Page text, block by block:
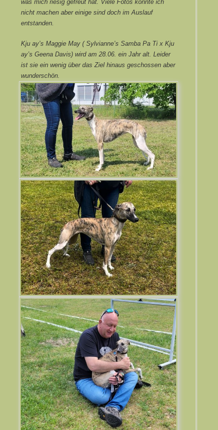
was mich riesig gefreut hat. Viele Fotos konnte ich
nicht machen aber einige sind doch im Auslauf
entstanden.
Kju ay’s Maggie May ( Sylvianne’s Samba Pa Ti x Kju
ay’s Geena Davis) wird am 28.06. ein Jahr alt. Leider
ist sie ein wenig über das Ziel hinaus geschossen aber
wunderschön.